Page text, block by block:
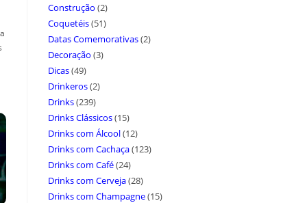
Construção (2)
Coquetéis(51)
Datas Comemorativas(2)
Decoração (3)
Dicas(49)
Drinkeros(2)
Drinks(239)
Drinks Clássicos(15)
Drinks com Álcool(12)
Drinks com Cachaça(123)
Drinks com Café(24)
Drinks com Cerveja(28)
Drinks com Champagne(15)